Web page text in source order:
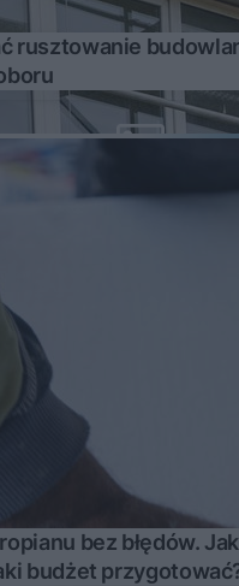
rusztowanie
bez błędów.
budżet